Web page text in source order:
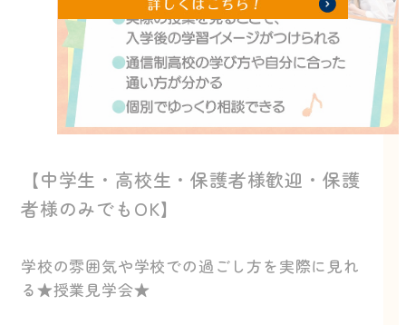
【中学生・高校生・保護者様歓迎・保護
者様のみでもOK】
学校の雰囲気や学校での過ごし方を実際に見れ
る★授業見学会★